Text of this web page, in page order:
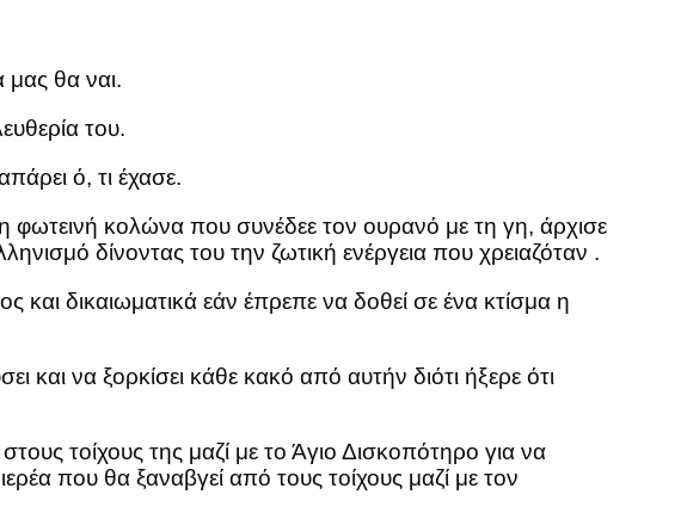
μας θα ναι.
του.
ό, τι έχασε.
φωτεινή κολώνα που συνέδεε τον ουρανό με τη γη, άρχισε
δίνοντας του την ζωτική ενέργεια που χρειαζόταν .
δικαιωματικά εάν έπρεπε να δοθεί σε ένα κτίσμα η
να ξορκίσει κάθε κακό από αυτήν διότι ήξερε ότι
τοίχους της μαζί με το Άγιο Δισκοπότηρο για να
που θα ξαναβγεί από τους τοίχους μαζί με τον